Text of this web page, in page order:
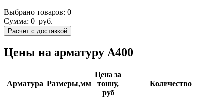
Выбрано товаров: 0
Сумма: 0 руб.
Цены на арматуру А400
Арматура Размеры,мм
Цена за
тонну,
руб
Количество